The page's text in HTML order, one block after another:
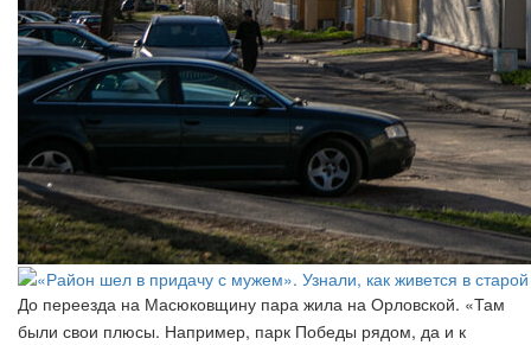
До переезда на Масюковщину пара жила на Орловской. «Там
были свои плюсы. Например, парк Победы рядом, да и к